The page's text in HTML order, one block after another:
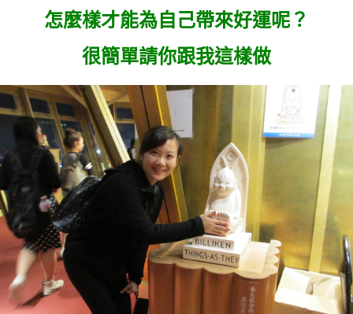
怎麼樣才能為自己帶來好運呢？
很簡單請你跟我這樣做